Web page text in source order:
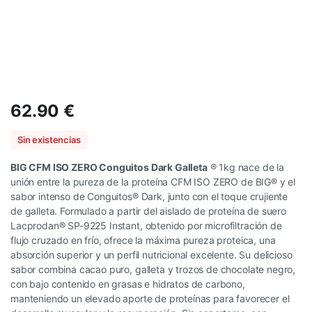
62.90€
Sin existencias
BIG CFM ISO ZERO Conguitos Dark Galleta® 1kg nace de la
unión entre la pureza de la proteína CFM ISO ZERO de BIG® y el
sabor intenso de Conguitos® Dark, junto con el toque crujiente
de galleta. Formulado a partir del aislado de proteína de suero
Lacprodan® SP-9225 Instant, obtenido por microfiltración de
flujo cruzado en frío, ofrece la máxima pureza proteica, una
absorción superior y un perfil nutricional excelente. Su delicioso
sabor combina cacao puro, galleta y trozos de chocolate negro,
con bajo contenido en grasas e hidratos de carbono,
manteniendo un elevado aporte de proteínas para favorecer el